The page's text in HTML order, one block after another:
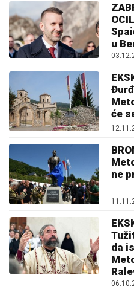
u
će
ne
da